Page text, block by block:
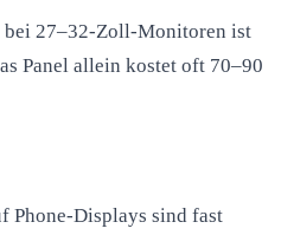
bei 27–32-Zoll-Monitoren ist
Panel allein kostet oft 70–90
Phone-Displays sind fast